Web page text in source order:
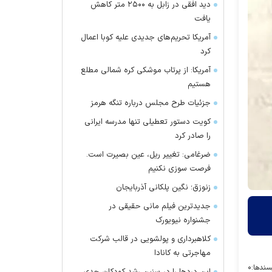
۰
دید افقی در زابل به ۲۵۰۰ متر کاهش
یافت
آمریکا تحریم‌های جدیدی علیه کوبا اعمال
کرد
آمریکا: از پرتاب موشکی کره شمالی مطلع
هستیم
جزئیات طرح مجلس درباره تنگه هرمز
کویت دستور تعطیلی تنها مدرسه ایرانی
را صادر کرد
ضرغامی: تغییر ریل، عین بصیرت است.
فرصت سوزی نکنیم
زنوزق؛ نگین پلکانی آذربایجان
جدیدترین فیلم مانی حقیقی در
جشنواره نیویورک
کلاهبرداری و پولشویی در قالب شرکت
مهاجرتی به کانادا